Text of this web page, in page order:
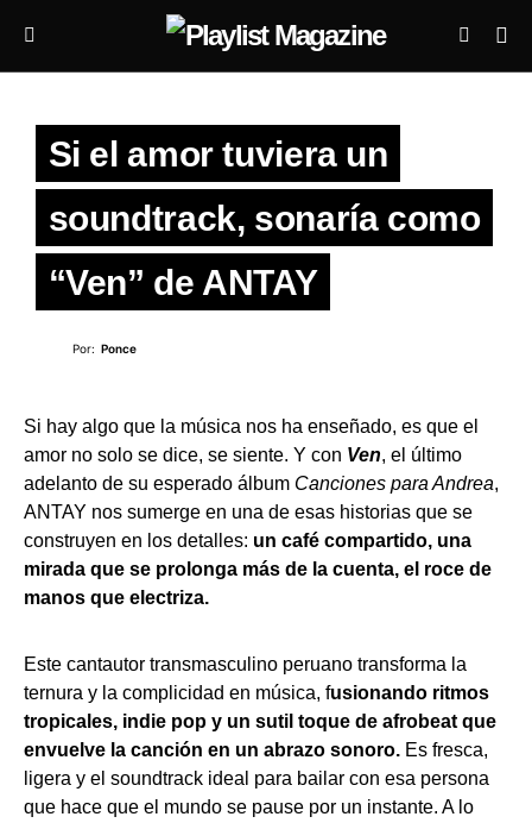
Si el amor tuviera un
soundtrack, sonaría como
“Ven” de ANTAY
Por: Ponce
Si hay algo que la música nos ha enseñado, es que el
amor no solo se dice, se siente. Y con Ven, el último
adelanto de su esperado álbum Canciones para Andrea,
ANTAY nos sumerge en una de esas historias que se
construyen en los detalles: un café compartido, una
mirada que se prolonga más de la cuenta, el roce de
manos que electriza.
Este cantautor transmasculino peruano transforma la
ternura y la complicidad en música, fusionando ritmos
tropicales, indie pop y un sutil toque de afrobeat que
envuelve la canción en un abrazo sonoro. Es fresca,
ligera y el soundtrack ideal para bailar con esa persona
que hace que el mundo se pause por un instante. A lo